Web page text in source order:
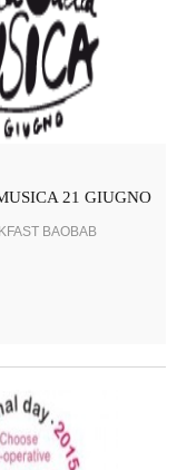
21 GIUGNO
BAOBAB